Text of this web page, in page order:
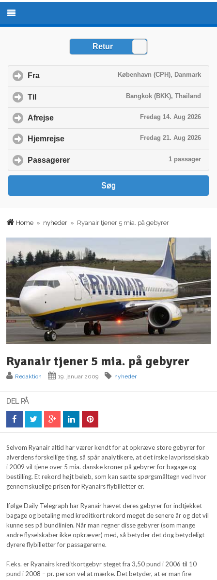
Home » nyheder » Ryanair tjener 5 mia. på gebyrer
Ryanair tjener 5 mia. på gebyrer
Redaktion 19. januar 2009 nyheder
DEL PÅ
Selvom Ryanair altid har værer kendt for at opkræve store gebyrer for
alverdens forskellige ting, så spår analytikere, at det irske lavprisselskab
i 2009 vil tjene over 5 mia. danske kroner på gebyrer for bagage og
bestilling. Et rekord højt beløb, som kan sætte spørgsmåltegn ved hvor
gennemskuelige prisen for Ryanairs flybilletter er.
Ifølge Daily Telegraph har Ryanair hævet deres gebyrer for indtjekket
bagage og betaling med kreditkort rekord meget de senere år og det vil
kunne ses på bundlinien. Når man regner disse gebyrer (som mange
andre flyselskaber ikke opkræver) med, så betyder det dog betydeligt
dyrere flybilletter for passagererne.
F.eks. er Ryanairs kreditkortgebyr steget fra 3,50 pund i 2006 til 10
pund i 2008 – pr. person vel at mærke. Det betyder, at er man fire